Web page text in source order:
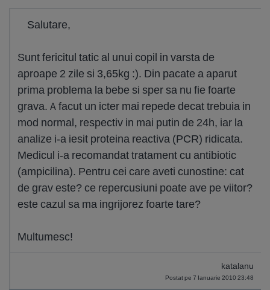
Salutare,
Sunt fericitul tatic al unui copil in varsta de
aproape 2 zile si 3,65kg :). Din pacate a aparut
prima problema la bebe si sper sa nu fie foarte
grava. A facut un icter mai repede decat trebuia in
mod normal, respectiv in mai putin de 24h, iar la
analize i-a iesit proteina reactiva (PCR) ridicata.
Medicul i-a recomandat tratament cu antibiotic
(ampicilina). Pentru cei care aveti cunostine: cat
de grav este? ce repercusiuni poate ave pe viitor?
este cazul sa ma ingrijorez foarte tare?
Multumesc!
katalanu
Postat pe 7 Ianuarie 2010 23:48